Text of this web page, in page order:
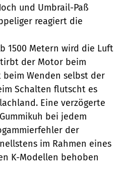
und Umbrail-Paß
reagiert die
1500 Metern wird die Luft
der Motor beim
beim Wenden selbst der
Schalten flutscht es
Eine verzögerte
bei jedem
der
im Rahmen eines
K-Modellen behoben